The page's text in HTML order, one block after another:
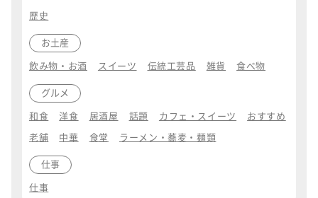
歴史
お土産
飲み物・お酒 スイーツ 伝統工芸品 雑貨 食べ物
グルメ
和食 洋食 居酒屋 話題 カフェ・スイーツ おすすめ
老舗 中華 食堂 ラーメン・蕎麦・麺類
仕事
仕事